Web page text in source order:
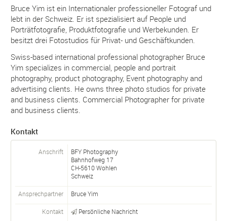
Bruce Yim ist ein Internationaler professioneller Fotograf und
lebt in der Schweiz. Er ist spezialisiert auf People und
Porträtfotografie, Produktfotografie und Werbekunden. Er
besitzt drei Fotostudios für Privat- und Geschäftkunden.
Swiss-based international professional photographer Bruce
Yim specializes in commercial, people and portrait
photography, product photography, Event photography and
advertising clients. He owns three photo studios for private
and business clients. Commercial Photographer for private
and business clients.
Kontakt
Anschrift
BFY Photography
Bahnhofweg 17
CH-5610Wohlen
Schweiz
Ansprechpartner Bruce Yim
Kontakt Persönliche Nachricht